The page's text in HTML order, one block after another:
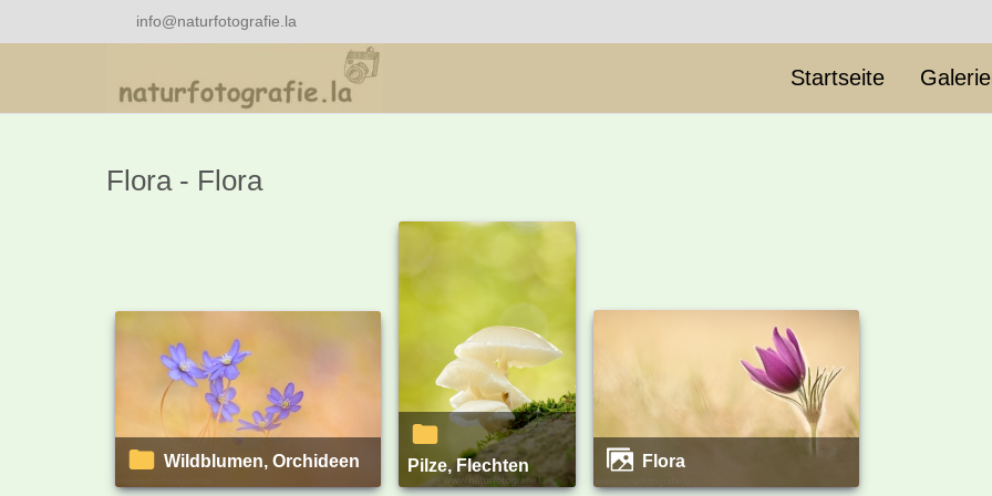
info@naturfotografie.la
Startseite
Flora - Flora
Wildblumen, Orchideen Pilze, Flechten Flora